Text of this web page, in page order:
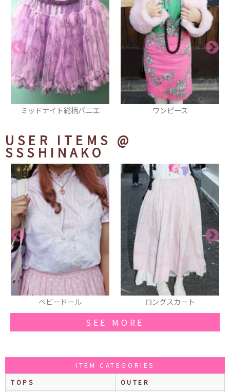
ワンピース ネックレス
USER ITEMS @
SSSHINAKO
ロングスカート
SEE MORE
ITEM CATEGORIES
TOPS
OUTER